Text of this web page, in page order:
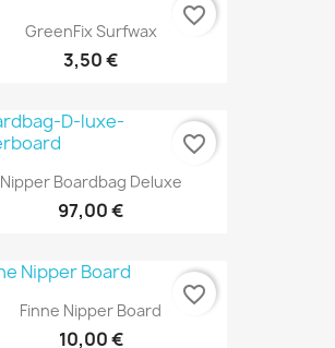
GreenFix Surfwax
3,50 €
favorite_border
Nipper Boardbag Deluxe
97,00 €
favorite_border
Finne Nipper Board
10,00 €
favorite_border